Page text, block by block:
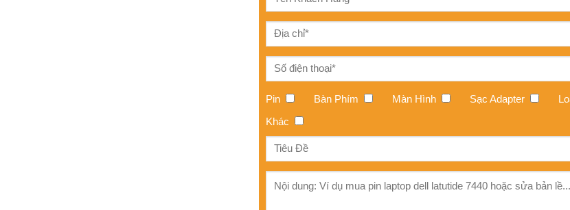
Pin Bàn Phím Màn Hình Sạc Adapter
Khác